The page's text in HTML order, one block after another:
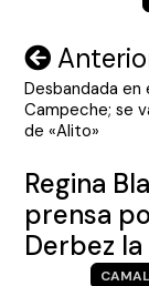
de
entradas
Desbandada en
Campeche; se
de «Alito»
Regina
prensa
Derbez